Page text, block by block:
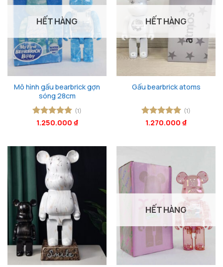
HẾT HÀNG
Mô hình gấu bearbrick gợn
sóng 28cm
Được xếp
(1)
1.250.000 ₫
HẾT HÀNG
Gấu bearbrick atoms
Được xếp
(1)
1.270.000 ₫
HẾT HÀNG